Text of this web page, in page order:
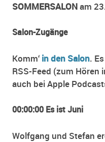
SOMMERSALONam
Salon-Zugänge
Komm‘ in den Salon.
RSS-Feed (zum Hören
auch bei Apple
00:00:00 Es ist Juni
Wolfgang und Stefan